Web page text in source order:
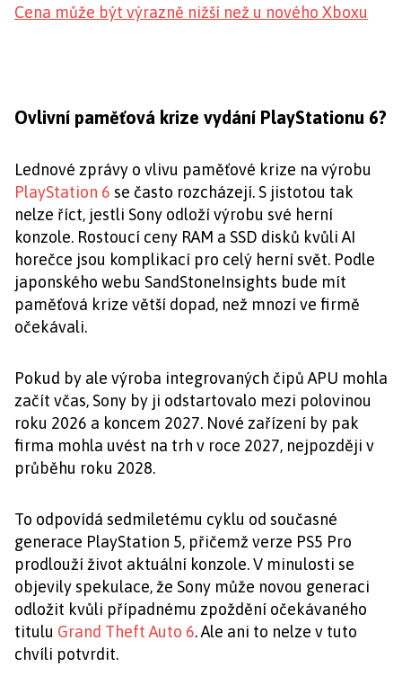
Cena může být výrazně nižší než u nového Xboxu
Ovlivní paměťová krize vydání PlayStationu 6?
Lednové zprávy o vlivu paměťové krize na výrobu
PlayStation 6 se často rozcházejí. S jistotou tak
nelze říct, jestli Sony odloží výrobu své herní
konzole. Rostoucí ceny RAM a SSD disků kvůli AI
horečce jsou komplikací pro celý herní svět. Podle
japonského webu SandStoneInsights bude mít
paměťová krize větší dopad, než mnozí ve firmě
očekávali.
Pokud by ale výroba integrovaných čipů APU mohla
začít včas, Sony by ji odstartovalo mezi polovinou
roku 2026 a koncem 2027. Nové zařízení by pak
firma mohla uvést na trh v roce 2027, nejpozději v
průběhu roku 2028.
To odpovídá sedmiletému cyklu od současné
generace PlayStation 5, přičemž verze PS5 Pro
prodlouží život aktuální konzole. V minulosti se
objevily spekulace, že Sony může novou generaci
odložit kvůli případnému zpoždění očekávaného
titulu Grand Theft Auto 6. Ale ani to nelze v tuto
chvíli potvrdit.